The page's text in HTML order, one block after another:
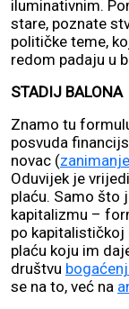
iluminativnim.
stare, poznate
političke teme,
redom padaju u
STADIJ BALONA
Znamo tu
posvuda
novac (
Oduvijek je
plaću. Samo što
kapitalizmu –
po kapitalističkoj
plaću koju im
društvu
se na to, već na